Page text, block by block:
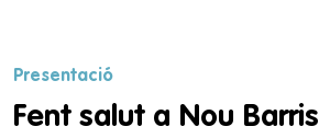
Presentació
Fent salut a Nou Barris